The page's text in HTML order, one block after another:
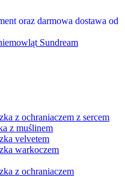
oraz darmowa dostawa od
z ochraniaczem z sercem
z muślinem
velvetem
warkoczem
z ochraniaczem